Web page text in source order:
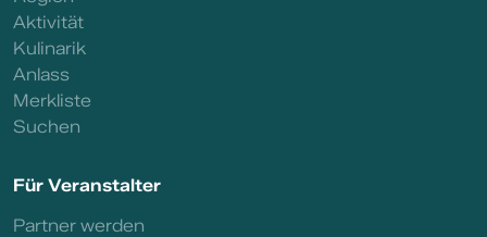
Aktivität
Kulinarik
Anlass
Merkliste
Suchen
Für Veranstalter
Partner werden